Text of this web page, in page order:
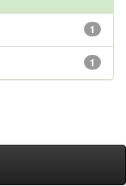
1
1